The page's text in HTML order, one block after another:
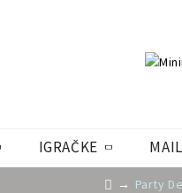
IGRAČKE
Party